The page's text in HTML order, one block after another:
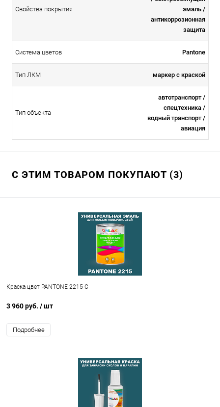
Свойства покрытия
эмаль /
антикоррозионная
защита
Система цветов Pantone
Тип ЛКМ маркер с краской
Тип объекта
автотранспорт /
спецтехника /
водный транспорт /
авиация
С ЭТИМ ТОВАРОМ ПОКУПАЮТ (3)
Краска цвет PANTONE 2215 C
3 960 руб. / шт
Подробнее